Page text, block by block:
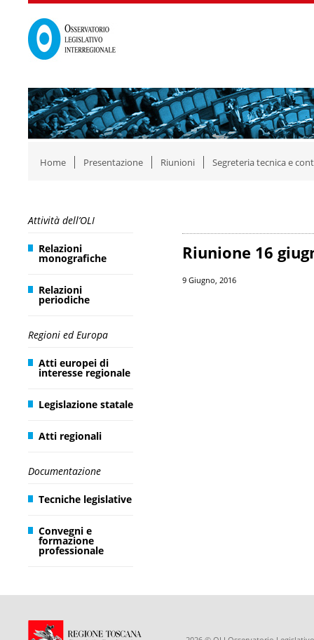
Home Presentazione Riunioni Segreteria tecnica e
Attività dell’OLI
Relazioni
monografiche
Relazioni
periodiche
Regioni ed Europa
Atti europei di
interesse regionale
Legislazione statale
Atti regionali
Documentazione
Tecniche legislative
Convegni e
formazione
professionale
Riunione 16
9 Giugno, 2016